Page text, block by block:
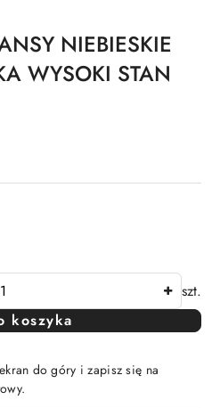
NIEBIESKIE
WYSOKI STAN
szt.
koszyka
do góry i zapisz się na